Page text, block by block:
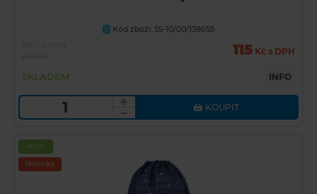
U
Kód zboží: 55-10/00/138655
115 Kč s DPH
SKLADEM INFO
KOUPIT
Akční
Novinka